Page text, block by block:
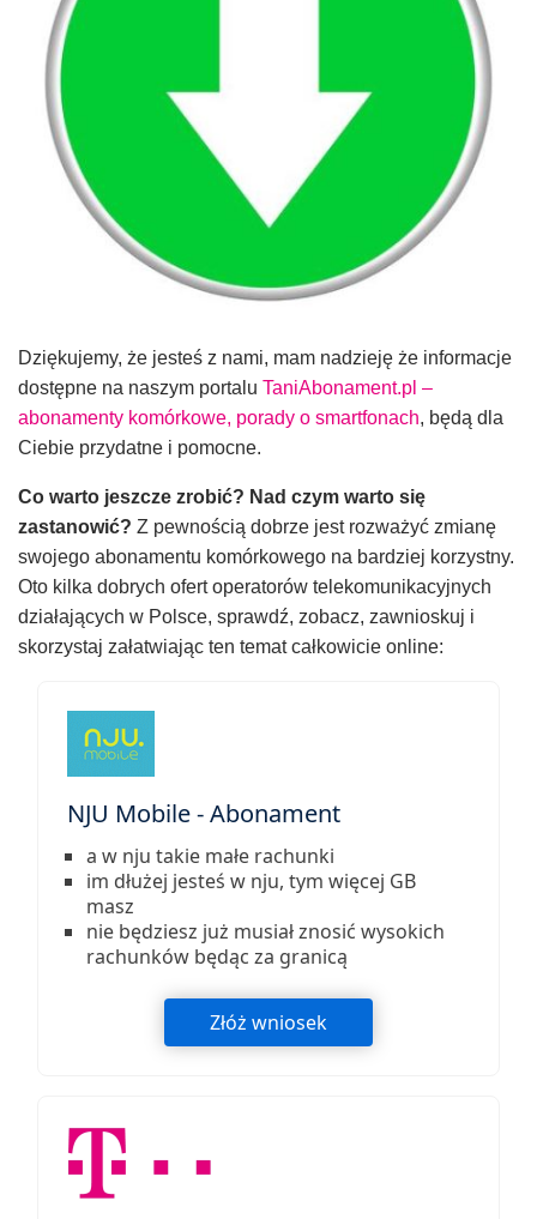
Dziękujemy, że jesteś z nami, mam nadzieję że informacje
dostępne na naszym portalu TaniAbonament.pl –
abonamenty komórkowe, porady o smartfonach, będą dla
Ciebie przydatne i pomocne.
Co warto jeszcze zrobić? Nad czym warto się
zastanowić? Z pewnością dobrze jest rozważyć zmianę
swojego abonamentu komórkowego na bardziej korzystny.
Oto kilka dobrych ofert operatorów telekomunikacyjnych
działających w Polsce, sprawdź, zobacz, zawnioskuj i
skorzystaj załatwiając ten temat całkowicie online:
NJU Mobile - Abonament
a w nju takie małe rachunki
im dłużej jesteś w nju, tym więcej GB
masz
nie będziesz już musiał znosić wysokich
rachunków będąc za granicą
Złóż wniosek